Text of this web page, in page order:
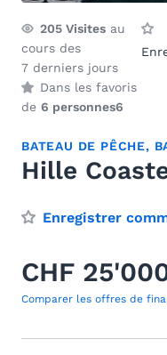
205 Visites au
cours des
7 derniers jours
Dans les favoris
de 6 personnes6
BATEAU DE PÊCHE,
Hille
Enregistrer
CHF
Comparer les offres de